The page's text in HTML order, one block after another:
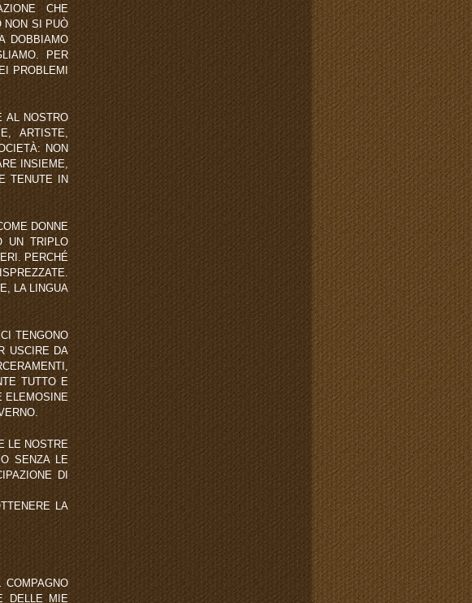
CHE
NON SI PUÒ
DOBBIAMO
PER
PROBLEMI
AL NOSTRO
ARTISTE,
NON
INSIEME,
TENUTE IN
DONNE
UN TRIPLO
PERCHÉ
LA LINGUA
TENGONO
USCIRE DA
TUTTO E
ELEMOSINE
LE NOSTRE
SENZA LE
DI
LA
DELLE MIE